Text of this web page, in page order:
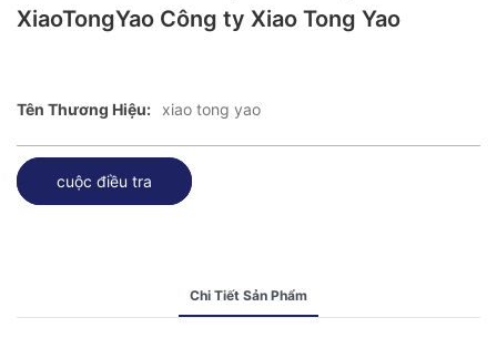
XiaoTongYao Công ty Xiao Tong Yao
Tên Thương Hiệu: xiao tong yao
cuộc điều tra
Chi Tiết Sản Phẩm